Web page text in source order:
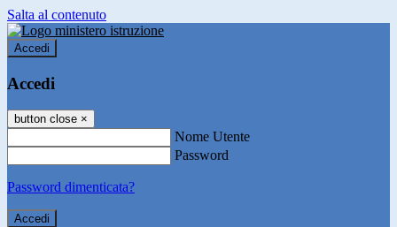
Salta al contenuto
Accedi
Accedi
button close ×
Nome Utente
Password
Password dimenticata?